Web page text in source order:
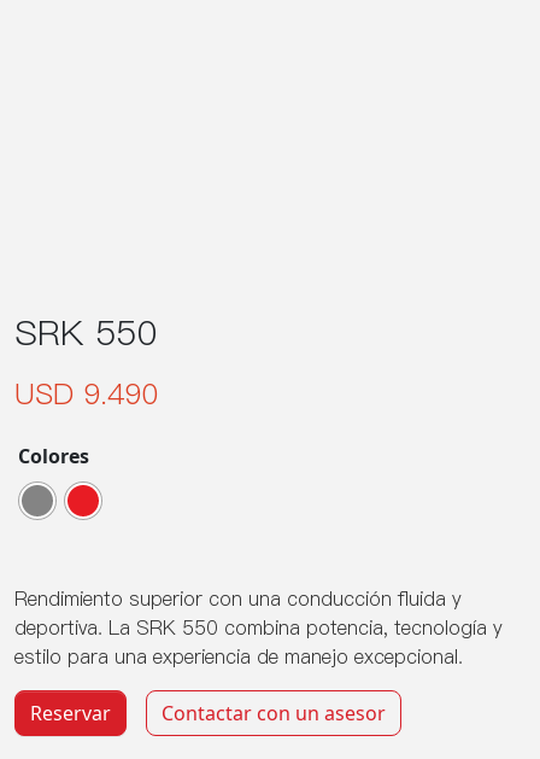
SRK 550
USD 9.490
Colores
Rendimiento superior con una conducción fluida y
deportiva. La SRK 550 combina potencia, tecnología y
estilo para una experiencia de manejo excepcional.
SRK 550 cantidad
Reservar Contactar con un asesor